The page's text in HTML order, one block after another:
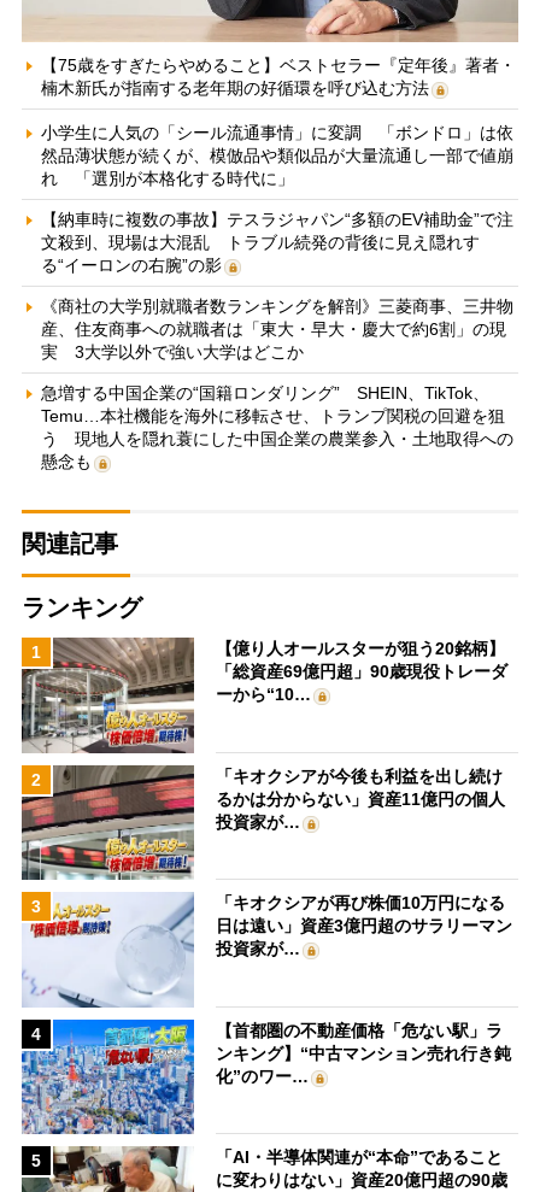
【75歳をすぎたらやめること】ベストセラー『定年後』著者・
楠木新氏が指南する老年期の好循環を呼び込む方法
小学生に人気の「シール流通事情」に変調 「ボンドロ」は依
然品薄状態が続くが、模倣品や類似品が大量流通し一部で値崩
れ 「選別が本格化する時代に」
【納車時に複数の事故】テスラジャパン“多額のEV補助金”で注
文殺到、現場は大混乱 トラブル続発の背後に見え隠れす
る“イーロンの右腕”の影
《商社の大学別就職者数ランキングを解剖》三菱商事、三井物
産、住友商事への就職者は「東大・早大・慶大で約6割」の現
実 3大学以外で強い大学はどこか
急増する中国企業の“国籍ロンダリング” SHEIN、TikTok、
Temu…本社機能を海外に移転させ、トランプ関税の回避を狙
う 現地人を隠れ蓑にした中国企業の農業参入・土地取得への
懸念も
関連記事
ランキング
1
【億り人オールスターが狙う20銘柄】
「総資産69億円超」90歳現役トレーダ
ーから“10…
2
「キオクシアが今後も利益を出し続け
るかは分からない」資産11億円の個人
投資家が…
3
「キオクシアが再び株価10万円になる
日は遠い」資産3億円超のサラリーマン
投資家が…
4
【首都圏の不動産価格「危ない駅」ラ
ンキング】“中古マンション売れ行き鈍
化”のワー…
5
「AI・半導体関連が“本命”であること
に変わりはない」資産20億円超の90歳